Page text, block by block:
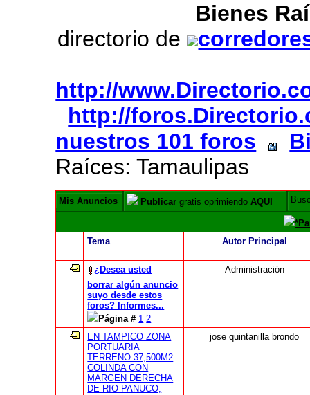
Bienes
directorio de
http://
http://
nuestros 101 foros
Raíces: Tamaulipas
Mis Anuncios Publicar gratis oprimiendoAQUI
Tema
Autor Principal
¿Desea usted
borrar algún anuncio
suyo desde estos
foros? Informes...
Página # 1 2
Administración
EN TAMPICO ZONA
PORTUARIA
TERRENO 37,500M2
COLINDA CON
MARGEN DERECHA
DE RIO PANUCO,
jose quintanilla brondo